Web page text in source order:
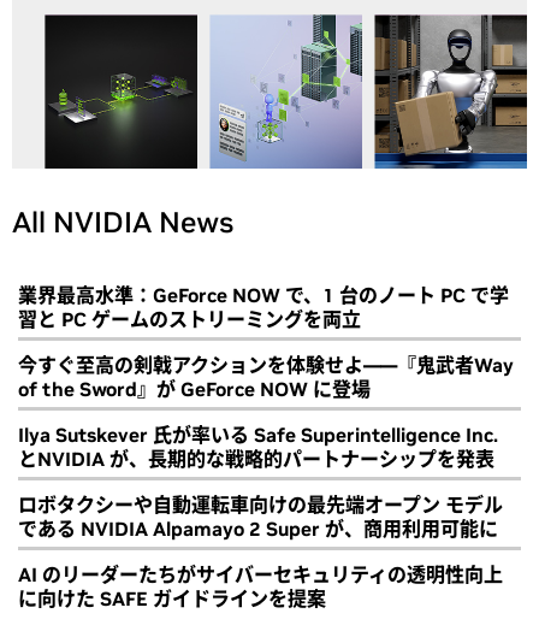
All NVIDIA News
業界最高水準：GeForce NOW で、1 台のノート PC で学
習と PC ゲームのストリーミングを両立
今すぐ至高の剣戟アクションを体験せよ――『鬼武者Way
of the Sword』が GeForce NOW に登場
Ilya Sutskever 氏が率いる Safe Superintelligence Inc.
とNVIDIA が、長期的な戦略的パートナーシップを発表
ロボタクシーや自動運転車向けの最先端オープン モデル
である NVIDIA Alpamayo 2 Super が、商用利用可能に
AI のリーダーたちがサイバーセキュリティの透明性向上
に向けた SAFE ガイドラインを提案